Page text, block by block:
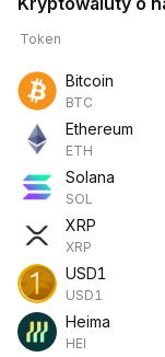
Token
Bitcoin
BTC
Ethereum
ETH
Solana
SOL
XRP
XRP
USD1
USD1
Heima
HEI